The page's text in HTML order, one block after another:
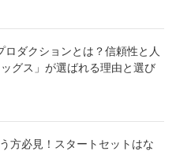
ロダクションとは？信頼性と人
グス」が選ばれる理由と選び
方必見！スタートセットはな